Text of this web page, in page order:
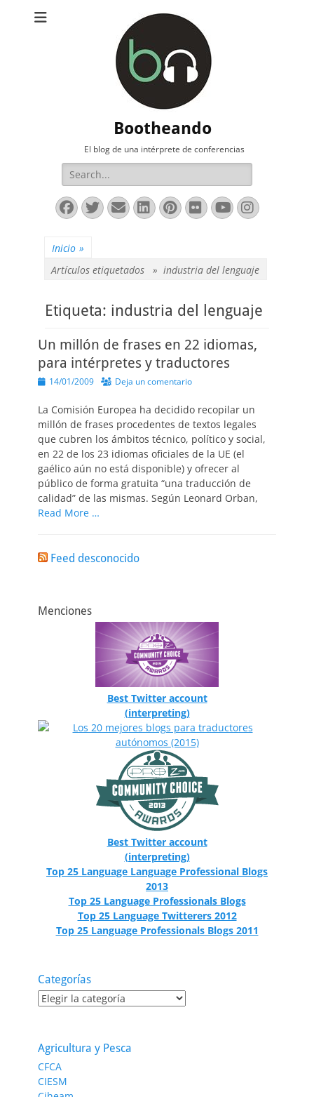
Bootheando
El blog de una intérprete de conferencias
Buscar:
Facebook
Twitter
Correo
electrónico
LinkedIn
Pinterest
FlickrYouTube
Inicio »
Artículos etiquetados » industria del lenguaje
Etiqueta: industria del lenguaje
Un millón de frases en 22 idiomas,
para intérpretes y traductores
Publicado
14/01/2009 Deja un comentario
La Comisión Europea ha decidido recopilar un
millón de frases procedentes de textos legales
que cubren los ámbitos técnico, político y social,
en 22 de los 23 idiomas oficiales de la UE (el
gaélico aún no está disponible) y ofrecer al
público de forma gratuita “una traducción de
calidad” de las mismas. Según Leonard Orban,
Read More …
Feed desconocido
Menciones
Best Twitter account
(interpreting)
Best Twitter account
(interpreting)
Top 25 Language Language Professional Blogs
2013
Top 25 Language Professionals Blogs
Top 25 Language Twitterers 2012
Top 25 Language Professionals Blogs 2011
Categorías
Categorías
Agricultura y Pesca
CFCA
CIESM